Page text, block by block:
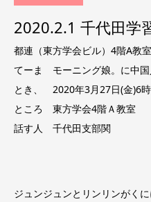
2020.2.1 千代田学
都連（東方学会ビル）4階A教室
てーま モーニング娘。に中国
とき、 2020年3月27日(金)6
ところ 東方学会4階Ａ教室
話す人 千代田支部関
ジュンジュンとリンリンがく